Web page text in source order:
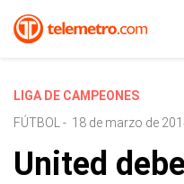
LIGA DE CAMPEONES
FÚTBOL
- 18 de marzo de
United